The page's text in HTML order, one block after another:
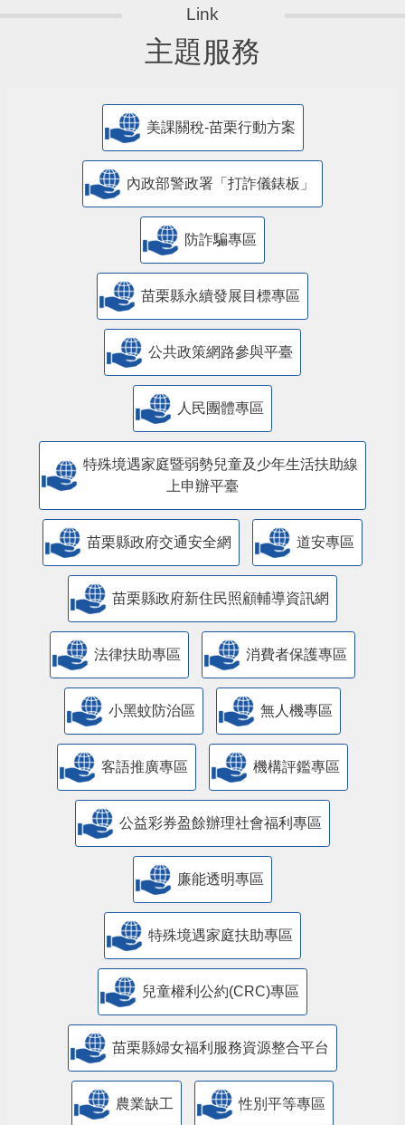
主題服務
美課關稅-苗栗行動方案
內政部警政署「打詐儀錶板」
防詐騙專區
苗栗縣永續發展目標專區
公共政策網路參與平臺
人民團體專區
特殊境遇家庭暨弱勢兒童及少年生活扶助線
上申辦平臺
苗栗縣政府交通安全網 道安專區
苗栗縣政府新住民照顧輔導資訊網
法律扶助專區 消費者保護專區
小黑蚊防治區 無人機專區
客語推廣專區 機構評鑑專區
公益彩券盈餘辦理社會福利專區
廉能透明專區
特殊境遇家庭扶助專區
兒童權利公約(CRC)專區
苗栗縣婦女福利服務資源整合平台
農業缺工 性別平等專區